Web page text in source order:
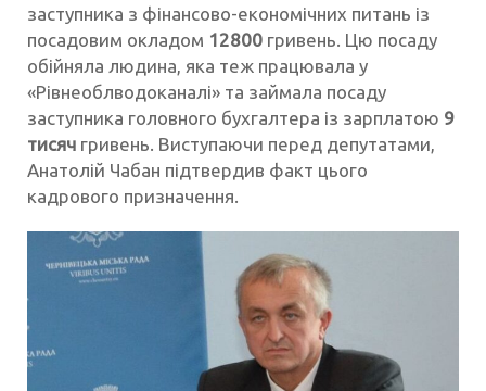
заступника з фінансово-економічних питань із
посадовим окладом 12800 гривень. Цю посаду
обійняла людина, яка теж працювала у
«Рівнеоблводоканалі» та займала посаду
заступника головного бухгалтера із зарплатою 9
тисяч гривень. Виступаючи перед депутатами,
Анатолій Чабан підтвердив факт цього
кадрового призначення.